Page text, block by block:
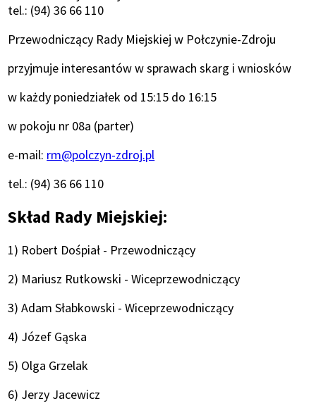
tel.: (94) 36 66 110
Przewodniczący Rady Miejskiej w Połczynie-Zdroju
przyjmuje interesantów w sprawach skarg i wniosków
w każdy poniedziałek od 15:15 do 16:15
w pokoju nr 08a (parter)
e-mail: rm@polczyn-zdroj.pl
tel.: (94) 36 66 110
Skład Rady Miejskiej:
1) Robert Dośpiał - Przewodniczący
2) Mariusz Rutkowski - Wiceprzewodniczący
3) Adam Słabkowski - Wiceprzewodniczący
4) Józef Gąska
5) Olga Grzelak
6) Jerzy Jacewicz